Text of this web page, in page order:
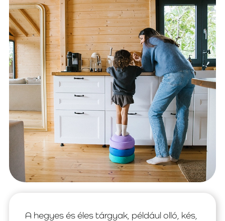
A hegyes és éles tárgyak, például olló, kés,